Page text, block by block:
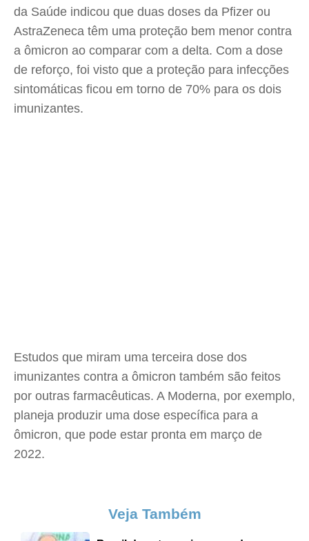
da Saúde indicou que duas doses da Pfizer ou
AstraZeneca têm uma proteção bem menor contra
a ômicron ao comparar com a delta. Com a dose
de reforço, foi visto que a proteção para infecções
sintomáticas ficou em torno de 70% para os dois
imunizantes.
Estudos que miram uma terceira dose dos
imunizantes contra a ômicron também são feitos
por outras farmacêuticas. A Moderna, por exemplo,
planeja produzir uma dose específica para a
ômicron, que pode estar pronta em março de
2022.
Veja Também